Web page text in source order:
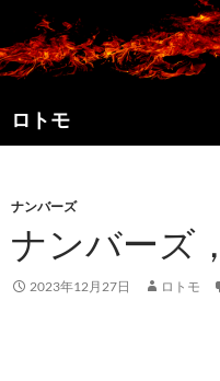
ン
テ
ツ
へ
プ
ロトモ
索
ナンバーズ
ナンバーズ
2023年12月27日 ロトモ